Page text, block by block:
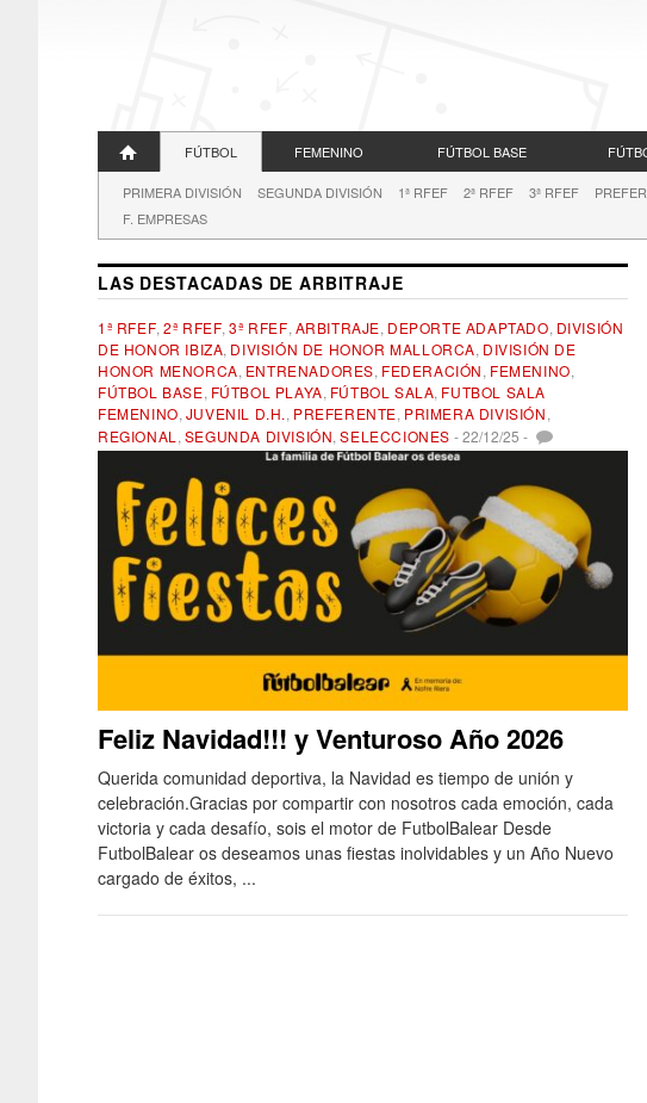
FÚTBOL FEMENINO FÚTBOL BASE
PRIMERA DIVISIÓN SEGUNDA DIVISIÓN 1ª RFEF 2ª RFEF 3ª RFEF
F. EMPRESAS
LAS DESTACADAS DE ARBITRAJE
1ª RFEF,2ª RFEF,3ª RFEF, ARBITRAJE, DEPORTE ADAPTADO, DIVISIÓN
DE HONOR IBIZA, DIVISIÓN DE HONOR MALLORCA, DIVISIÓN DE
HONOR MENORCA, ENTRENADORES, FEDERACIÓN, FEMENINO,
FÚTBOL BASE, FÚTBOL PLAYA, FÚTBOL SALA, FUTBOL SALA
FEMENINO, JUVENIL D.H., PREFERENTE, PRIMERA DIVISIÓN,
REGIONAL , SEGUNDA DIVISIÓN,SELECCIONES -22/12/25 -
Feliz Navidad!!! y Venturoso Año 2026
Querida comunidad deportiva, la Navidad es tiempo de unión y
celebración.Gracias por compartir con nosotros cada emoción, cada
victoria y cada desafío, sois el motor de FutbolBalear Desde
FutbolBalear os deseamos unas fiestas inolvidables y un Año Nuevo
cargado de éxitos, ...